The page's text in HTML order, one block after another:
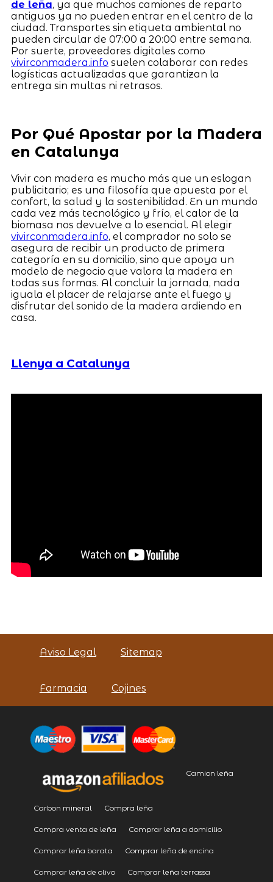
de leña, ya que muchos camiones de reparto
antiguos ya no pueden entrar en el centro de la
ciudad. Transportes sin etiqueta ambiental no
pueden circular de 07:00 a 20:00 entre semana.
Por suerte, proveedores digitales como
vivirconmadera.info suelen colaborar con redes
logísticas actualizadas que garantizan la
entrega sin multas ni retrasos.
Por Qué Apostar por la Madera
en Catalunya
Vivir con madera es mucho más que un eslogan
publicitario; es una filosofía que apuesta por el
confort, la salud y la sostenibilidad. En un mundo
cada vez más tecnológico y frío, el calor de la
biomasa nos devuelve a lo esencial. Al elegir
vivirconmadera.info, el comprador no solo se
asegura de recibir un producto de primera
categoría en su domicilio, sino que apoya un
modelo de negocio que valora la madera en
todas sus formas. Al concluir la jornada, nada
iguala el placer de relajarse ante el fuego y
disfrutar del sonido de la madera ardiendo en
casa.
Llenya a Catalunya
Aviso Legal Sitemap
Farmacia Cojines
Camion leña
Carbon mineral Compra leña
Compra venta de leña Comprar leña a domicilio
Comprar leña barata Comprar leña de encina
Comprar leña de olivo Comprar leña terrassa